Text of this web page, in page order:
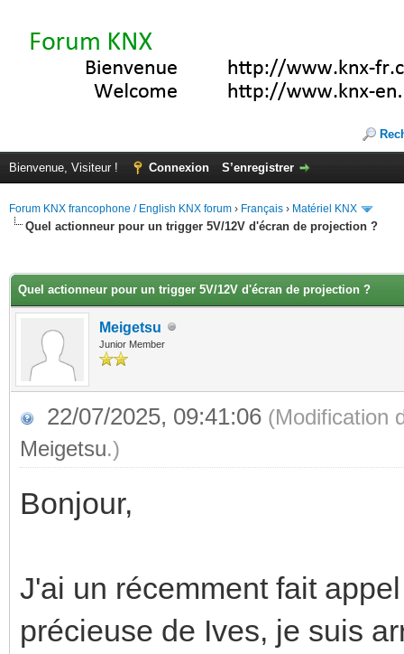
Bienvenue, Visiteur ! Connexion S’enregistrer
Forum KNX francophone / English KNX forum › Français › Matériel KNX
Quel actionneur pour un trigger 5V/12V d'écran de projection ?
Quel actionneur pour un trigger 5V/12V d'écran de projection ?
Meigetsu
Junior Member
22/07/2025, 09:41:06 (Modification
Meigetsu.)
Bonjour,
J'ai un récemment fait
précieuse de Ives, je suis